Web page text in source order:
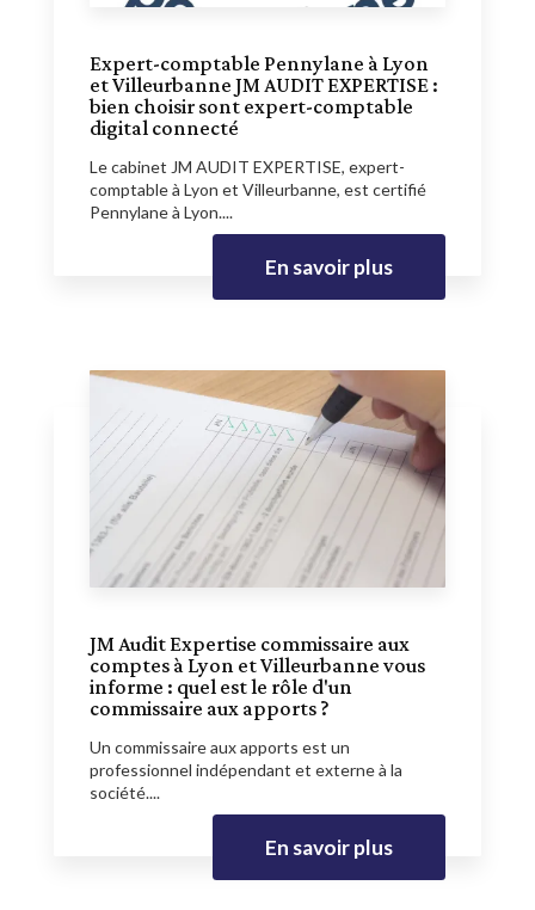
Expert-comptable Pennylane à Lyon
et Villeurbanne JM AUDIT EXPERTISE :
bien choisir sont expert-comptable
digital connecté
Le cabinet JM AUDIT EXPERTISE, expert-
comptable à Lyon et Villeurbanne, est certifié
Pennylane à Lyon....
En savoir plus
JM Audit Expertise commissaire aux
comptes à Lyon et Villeurbanne vous
informe : quel est le rôle d'un
commissaire aux apports ?
Un commissaire aux apports est un
professionnel indépendant et externe à la
société....
En savoir plus